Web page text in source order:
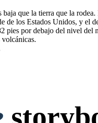
que la tierra que la
los Estados Unidos, y el
por debajo del nivel del